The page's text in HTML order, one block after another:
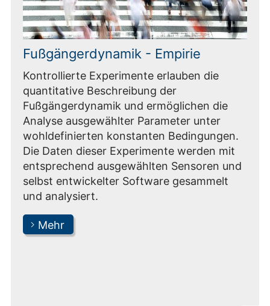
Fußgängerdynamik - Empirie
Kontrollierte Experimente erlauben die
quantitative Beschreibung der
Fußgängerdynamik und ermöglichen die
Analyse ausgewählter Parameter unter
wohldefinierten konstanten Bedingungen.
Die Daten dieser Experimente werden mit
entsprechend ausgewählten Sensoren und
selbst entwickelter Software gesammelt
und analysiert.
Mehr